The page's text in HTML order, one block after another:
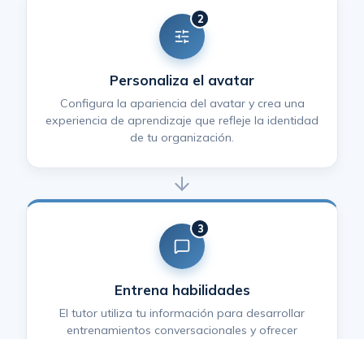
2
Personaliza el avatar
Configura la apariencia del avatar y crea una
experiencia de aprendizaje que refleje la identidad
de tu organización.
3
Entrena habilidades
El tutor utiliza tu información para desarrollar
entrenamientos conversacionales y ofrecer